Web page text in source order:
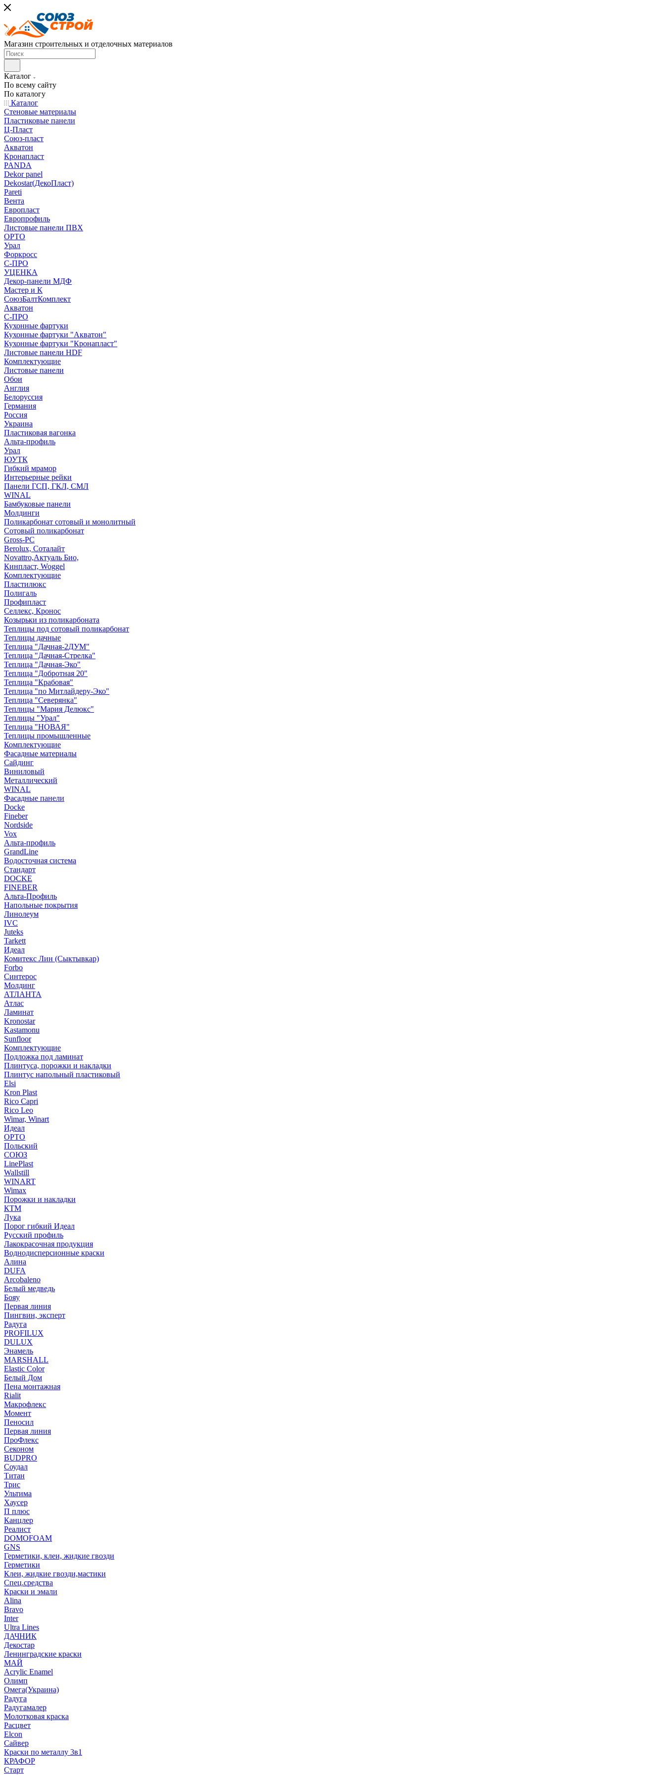
Магазин строительных и отделочных материалов
Каталог
По всему сайту
По каталогу
Каталог
Стеновые материалы
Пластиковые панели
Ц-Пласт
Союз-пласт
Акватон
Кронапласт
PANDA
Dekor panel
Dekostar(ДекоПласт)
Pareti
Вента
Европласт
Европрофиль
Листовые панели ПВХ
ОРТО
Урал
Форкросс
С-ПРО
УЦЕНКА
Декор-панели МДФ
Мастер и К
СоюзБалтКомплект
Акватон
С-ПРО
Кухонные фартуки
Кухонные фартуки "Акватон"
Кухонные фартуки "Кронапласт"
Листовые панели HDF
Комплектующие
Листовые панели
Обои
Англия
Белоруссия
Германия
Россия
Украина
Пластиковая вагонка
Альта-профиль
Урал
ЮУТК
Гибкий мрамор
Интерьерные рейки
Панели ГСП, ГКЛ, СМЛ
WINAL
Бамбуковые панели
Молдинги
Поликарбонат сотовый и монолитный
Сотовый поликарбонат
Gross-PC
Berolux, Соталайт
Novattro,Актуаль Био,
Кинпласт, Woggel
Комплектующие
Пластилюкс
Полигаль
Профипласт
Селлекс, Кронос
Козырьки из поликарбоната
Теплицы под сотовый поликарбонат
Теплицы дачные
Теплица "Дачная-2ДУМ"
Теплица "Дачная-Стрелка"
Теплица "Дачная-Эко"
Теплица "Добротная 20"
Теплица "Крабовая"
Теплица "по Митлайдеру-Эко"
Теплица "Северянка"
Теплицы "Мария Делюкс"
Теплицы "Урал"
Теплица "НОВАЯ"
Теплицы промышленные
Комплектующие
Фасадные материалы
Сайдинг
Виниловый
Металлический
WINAL
Фасадные панели
Docke
Fineber
Nordside
Vox
Альта-профиль
GrandLine
Водосточная система
Стандарт
DOCKE
FINEBER
Альта-Профиль
Напольные покрытия
Линолеум
IVC
Juteks
Tarkett
Идеал
Комитекс Лин (Сыктывкар)
Forbo
Синтерос
Молдинг
АТЛАНТА
Атлас
Ламинат
Kronostar
Kastamonu
Sunfloor
Комплектующие
Подложка под ламинат
Плинтуса, порожки и накладки
Плинтус напольный пластиковый
Elsi
Kron Plast
Rico Capri
Rico Leo
Wimar, Winart
Идеал
ОРТО
Польский
СОЮЗ
LinePlast
Wallstill
WINART
Wimax
Порожки и накладки
КТМ
Лука
Порог гибкий Идеал
Русский профиль
Лакокрасочная продукция
Воднодисперсионные краски
Алина
DUFA
Arcobaleno
Белый медведь
Бояу
Первая линия
Пингвин, эксперт
Радуга
PROFILUX
DULUX
Энамель
MARSHALL
Elastic Color
Белый Дом
Пена монтажная
Rialit
Макрофлекс
Момент
Пеносил
Первая линия
ПроФлекс
Секоном
BUDPRO
Соудал
Титан
Трис
Ультима
Хаусер
П плюс
Канцлер
Реалист
DOMOFOAM
GNS
Герметики, клеи, жидкие гвозди
Герметики
Клеи, жидкие гвозди,мастики
Спец.средства
Краски и эмали
Alina
Bravo
Inter
Ultra Lines
ДАЧНИК
Декостар
Ленинградские краски
МАЙ
Acrylic Enamel
Олимп
Омега(Украина)
Радуга
Радугамалер
Молотковая краска
Расцвет
Elcon
Сайвер
Краски по металлу 3в1
КРАФОР
Старт